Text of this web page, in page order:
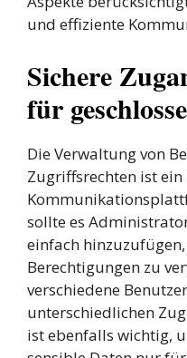
und effiziente
Sichere
für
Die Verwaltung von
Zugriffsrechten ist
sollte es
einfach
Berechtigungen zu
verschiedene
unterschiedlichen
ist ebenfalls wichtig,